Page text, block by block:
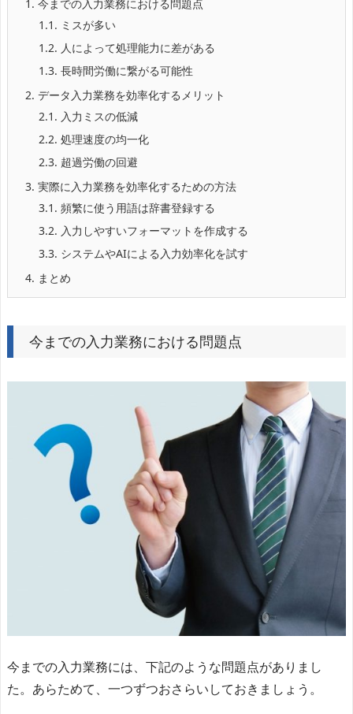
1. 今までの入力業務における問題点
1.1. ミスが多い
1.2. 人によって処理能力に差がある
1.3. 長時間労働に繋がる可能性
2. データ入力業務を効率化するメリット
2.1. 入力ミスの低減
2.2. 処理速度の均一化
2.3. 超過労働の回避
3. 実際に入力業務を効率化するための方法
3.1. 頻繁に使う用語は辞書登録する
3.2. 入力しやすいフォーマットを作成する
3.3. システムやAIによる入力効率化を試す
4. まとめ
今までの入力業務における問題点
今までの入力業務には、下記のような問題点がありまし
た。あらためて、一つずつおさらいしておきましょう。